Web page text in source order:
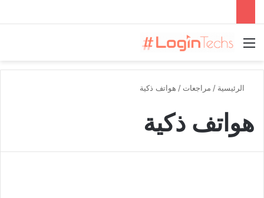
القائمة
الرئيسية / مراجعات / هواتف ذكية
هواتف ذكية